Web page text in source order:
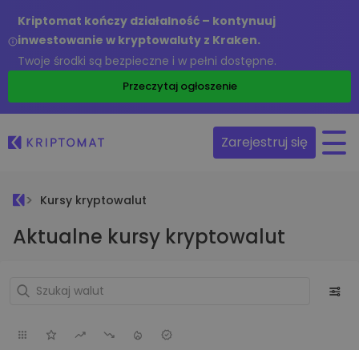
Kriptomat kończy działalność – kontynuuj
inwestowanie w kryptowaluty z Kraken.
Twoje środki są bezpieczne i w pełni dostępne.
Przeczytaj ogłoszenie
Zarejestruj się
Kursy kryptowalut
Aktualne kursy kryptowalut